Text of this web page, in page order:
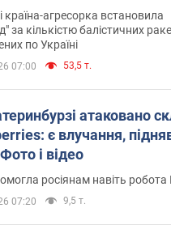
країна-агресорка встановила
за кількістю балістичних
по Україні
07:00 53,5 т.
атаковано
є влучання,
і відео
росіянам навіть
07:20 9,5 т.